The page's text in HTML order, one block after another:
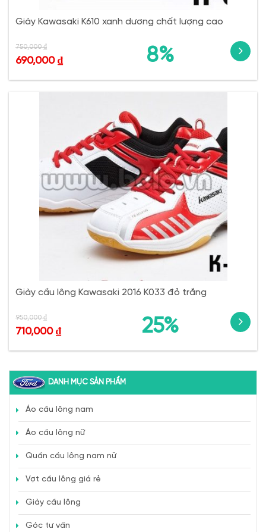
Giày Kawasaki K610 xanh dương chất lượng cao
8%
750,000₫
690,000 ₫
Giày cầu lông Kawasaki 2016 K033 đỏ trắng
25%
950,000₫
710,000 ₫
DANH MỤC SẢN PHẨM
Áo cầu lông nam
Áo cầu lông nữ
Quần cầu lông nam nữ
Vợt cầu lông giá rẻ
Giày cầu lông
Góc tư vấn